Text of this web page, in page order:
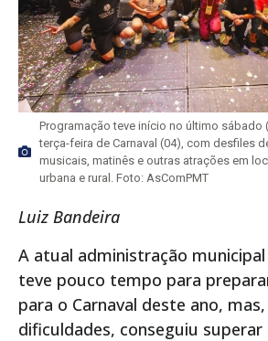
Programação teve início no último sábado
terça-feira de Carnaval (04), com desfiles
musicais, matinês e outras atrações em
urbana e rural. Foto: AsComPMT
Luiz Bandeira
A atual administração
teve pouco tempo para
para o Carnaval deste ano,
dificuldades, conseguiu